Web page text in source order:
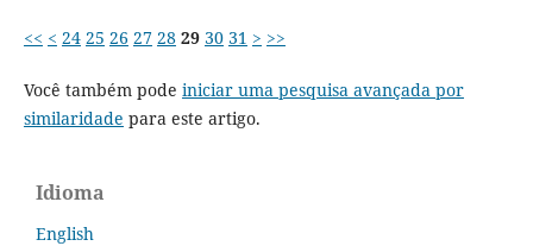
<< < 24 25 26 27 28 29 30 31 > >>
Você também pode iniciar uma pesquisa avançada por
similaridade para este artigo.
Idioma
English